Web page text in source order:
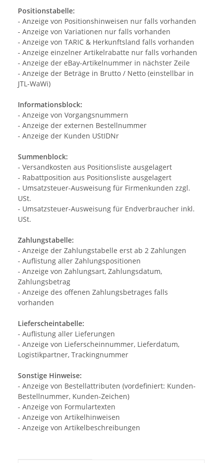
Positionstabelle:
- Anzeige von Positionshinweisen nur falls vorhanden
- Anzeige von Variationen nur falls vorhanden
- Anzeige von TARIC & Herkunftsland falls vorhanden
- Anzeige einzelner Artikelrabatte nur falls vorhanden
- Anzeige der eBay-Artikelnummer in nächster Zeile
- Anzeige der Beträge in Brutto / Netto (einstellbar in
JTL-WaWi)
Informationsblock:
- Anzeige von Vorgangsnummern
- Anzeige der externen Bestellnummer
- Anzeige der Kunden UStIDNr
Summenblock:
- Versandkosten aus Positionsliste ausgelagert
- Rabattposition aus Positionsliste ausgelagert
- Umsatzsteuer-Ausweisung für Firmenkunden zzgl.
USt.
- Umsatzsteuer-Ausweisung für Endverbraucher inkl.
USt.
Zahlungstabelle:
- Anzeige der Zahlungstabelle erst ab 2 Zahlungen
- Auflistung aller Zahlungspositionen
- Anzeige von Zahlungsart, Zahlungsdatum,
Zahlungsbetrag
- Anzeige des offenen Zahlungsbetrages falls
vorhanden
Lieferscheintabelle:
- Auflistung aller Lieferungen
- Anzeige von Lieferscheinnummer, Lieferdatum,
Logistikpartner, Trackingnummer
Sonstige Hinweise:
- Anzeige von Bestellattributen (vordefiniert: Kunden-
Bestellnummer, Kunden-Zeichen)
- Anzeige von Formulartexten
- Anzeige von Artikelhinweisen
- Anzeige von Artikelbeschreibungen